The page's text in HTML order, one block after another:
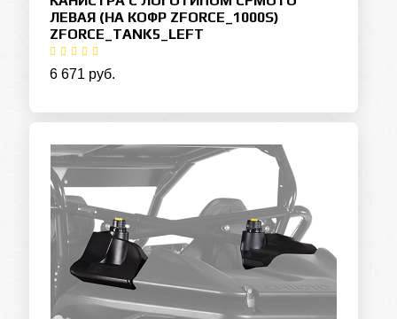
ЛЕВАЯ (НА КОФР ZFORCE_1000S)
ZFORCE_TANK5_LEFT
6 671 руб.